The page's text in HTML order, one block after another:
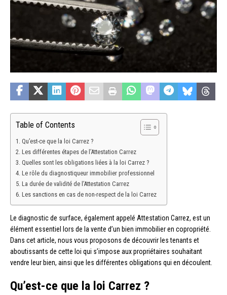
Table of Contents
Qu’est-ce que la loi Carrez ?
Les différentes étapes de l’Attestation Carrez
Quelles sont les obligations liées à la loi Carrez ?
Le rôle du diagnostiqueur immobilier professionnel
La durée de validité de l’Attestation Carrez
Les sanctions en cas de non-respect de la loi Carrez
Le diagnostic de surface, également appelé Attestation Carrez, est un
élément essentiel lors de la vente d’un bien immobilier en copropriété.
Dans cet article, nous vous proposons de découvrir les tenants et
aboutissants de cette loi qui s’impose aux propriétaires souhaitant
vendre leur bien, ainsi que les différentes obligations qui en découlent.
Qu’est-ce que la loi Carrez ?